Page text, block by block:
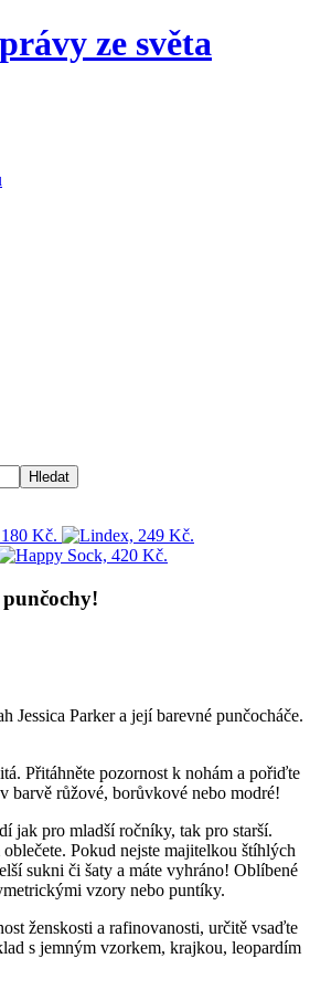
ze světa
punčochy!
Jessica Parker a její barevné punčocháče.
Přitáhněte pozornost k nohám a pořiďte
barvě růžové, borůvkové nebo modré!
jak pro mladší ročníky, tak pro starší.
Pokud nejste majitelkou štíhlých
sukni či šaty a máte vyhráno! Oblíbené
vzory nebo puntíky.
ženskosti a rafinovanosti, určitě vsaďte
s jemným vzorkem, krajkou, leopardím